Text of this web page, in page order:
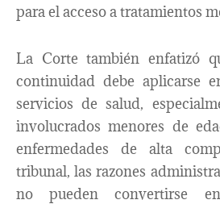
para el acceso a tratamientos
La Corte también enfatizó
continuidad debe aplicarse
servicios de salud,
involucrados menores de
enfermedades de alta
tribunal, las razones
no pueden convertirse